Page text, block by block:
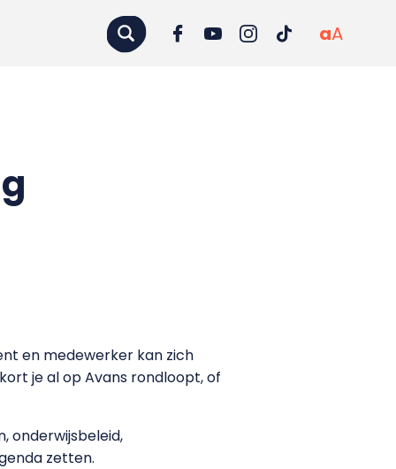
aA
en medewerker kan zich
je al op Avans rondloopt, of
onderwijsbeleid,
zetten.